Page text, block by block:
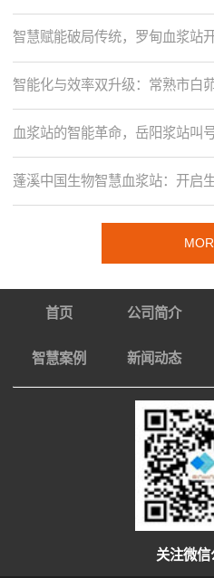
智慧赋能破局传统，罗甸血浆站
智能化与效率双升级：常熟市白
血浆站的智能革命，岳阳浆站叫
蓬溪中国生物智慧血浆站：开启
首页 公司简介
智慧案例 新闻动态
关注微信